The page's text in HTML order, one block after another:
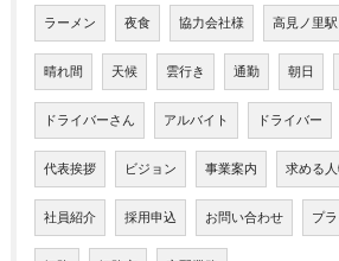
ラーメン 夜食 協力会社様 高見ノ里駅
晴れ間 天候 雲行き 通勤 朝日
ドライバーさん アルバイト ドライバー
代表挨拶 ビジョン 事業案内 求める
社員紹介 採用申込 お問い合わせ プ